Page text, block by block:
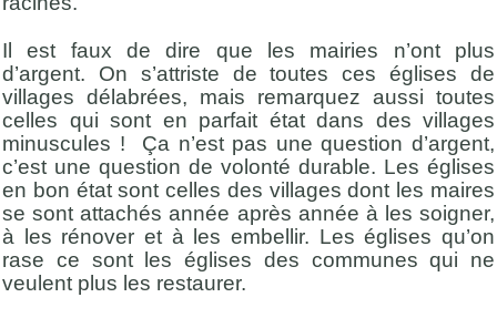
Il est faux de dire que les mairies n’ont plus
d’argent. On s’attriste de toutes ces églises de
villages délabrées, mais remarquez aussi toutes
celles qui sont en parfait état dans des villages
minuscules ! Ça n’est pas une question d’argent,
c’est une question de volonté durable. Les églises
en bon état sont celles des villages dont les maires
se sont attachés année après année à les soigner,
à les rénover et à les embellir. Les églises qu’on
rase ce sont les églises des communes qui ne
veulent plus les restaurer.